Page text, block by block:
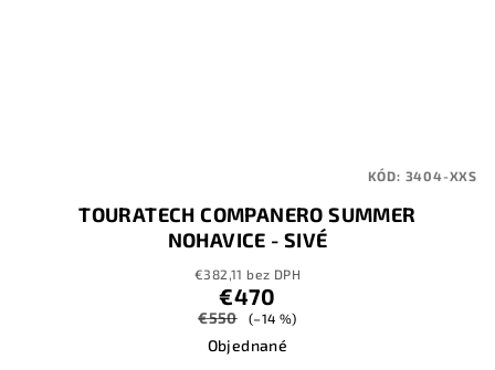
TOURATECH COMPANERO SUMMER
NOHAVICE - SIVÉ
€382,11 bez DPH
€470
€550 (–14 %)
Objednané
KÓD: 3404-XXS